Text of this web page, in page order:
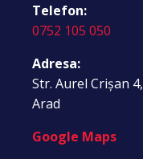
Telefon:
0752 105 050
Adresa:
Str. Aurel Crișan 4,
Arad
Google Maps